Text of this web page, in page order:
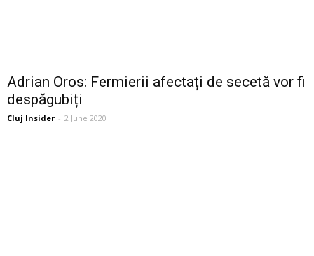
Adrian Oros: Fermierii afectați de secetă vor fi
despăgubiți
Cluj Insider - 2 June 2020